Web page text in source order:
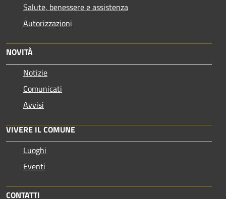
Salute, benessere e assistenza
Autorizzazioni
NOVITÀ
Notizie
Comunicati
Avvisi
VIVERE IL COMUNE
Luoghi
Eventi
CONTATTI